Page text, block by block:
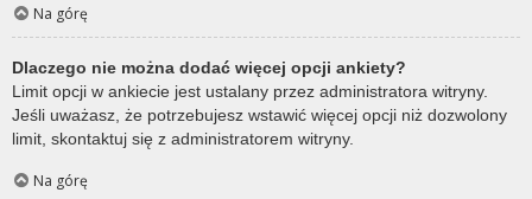
Na górę
Dlaczego nie można dodać więcej opcji ankiety?
Limit opcji w ankiecie jest ustalany przez administratora witryny.
Jeśli uważasz, że potrzebujesz wstawić więcej opcji niż dozwolony
limit, skontaktuj się z administratorem witryny.
Na górę